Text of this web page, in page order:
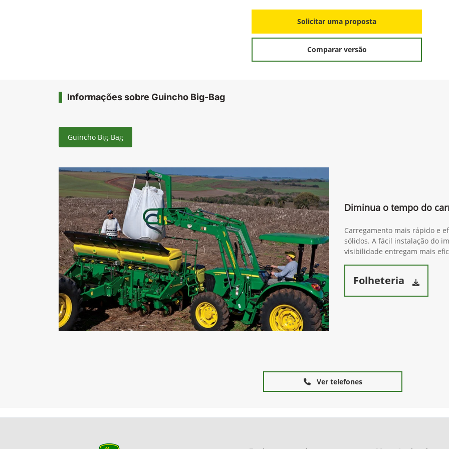
Solicitar uma proposta
Comparar versão
Informações sobre Guincho Big-Bag
Guincho Big-Bag
Diminua o tempo do
Carregamento mais rápido e
sólidos. A fácil instalação do
visibilidade entregam mais
Folheteria
Ver telefones